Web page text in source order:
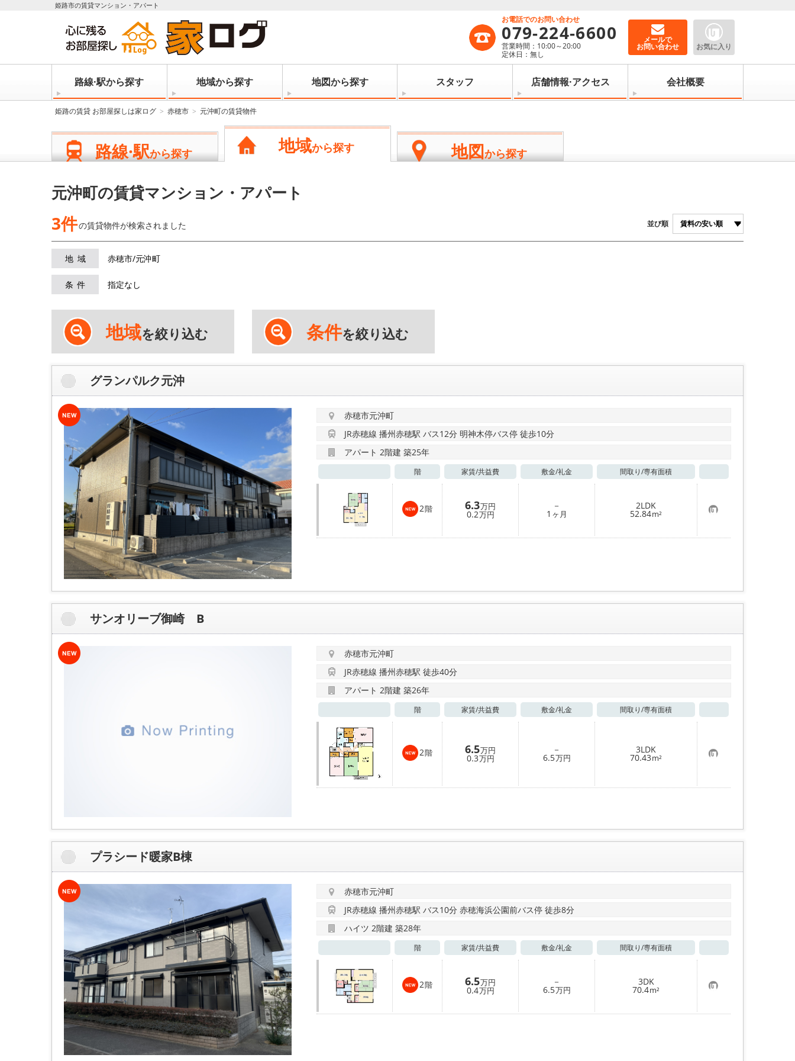
姫路市の賃貸マンション・アパート
お電話でのお問い合わせ
079-224-6600
営業時間：10:00～20:00
定休日：無し
メールで
お問い合わせ お気に入り
路線·駅から探す 地域から探す 地図から探す スタッフ 店舗情報·アクセス 会社概要
姫路の賃貸 お部屋探しは家ログ 赤穂市 元沖町の賃貸物件
路線·駅から探す 地域から探す 地図から探す
元沖町の賃貸マンション・アパート
3件の賃貸物件が検索されました 並び順
地域 赤穂市/元沖町
条件 指定なし
地域を絞り込む 条件を絞り込む
グランパルク元沖
赤穂市元沖町
JR赤穂線 播州赤穂駅 バス12分 明神木停バス停 徒歩10分
アパート 2階建 築25年
階 家賃/共益費 敷金/礼金 間取り/専有面積
2階 6.3万円
0.2万円
－
1 ヶ月
2LDK
52.84m² お
気
に
入
サンオリーブ御崎 B
赤穂市元沖町
JR赤穂線 播州赤穂駅 徒歩40分
アパート 2階建 築26年
階 家賃/共益費 敷金/礼金 間取り/専有面積
2階 6.5万円
0.3万円
－
6.5万円
3LDK
70.43m² お
気
に
入
り
プラシード暖家B棟
赤穂市元沖町
JR赤穂線 播州赤穂駅 バス10分 赤穂海浜公園前バス停 徒歩8分
ハイツ 2階建 築28年
階 家賃/共益費 敷金/礼金 間取り/専有面積
2階 6.5万円
0.4万円
－
6.5万円
3DK
70.4m² お
気
に
入